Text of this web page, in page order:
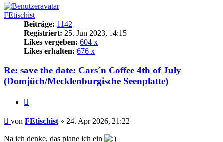
FEtischist
Beiträge: 1142
Registriert: 25. Jun 2023, 14:15
Likes vergeben: 604 x
Likes erhalten: 676 x
Re: save the date: Cars´n Coffee 4th of July
(Domjüch/Mecklenburgische Seenplatte)
Beitrag
von FEtischist » 24. Apr 2026, 21:22
Na ich denke, das plane ich ein